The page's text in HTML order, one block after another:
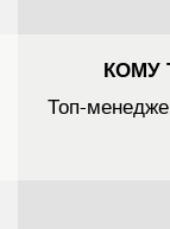
КОМУ
Топ-